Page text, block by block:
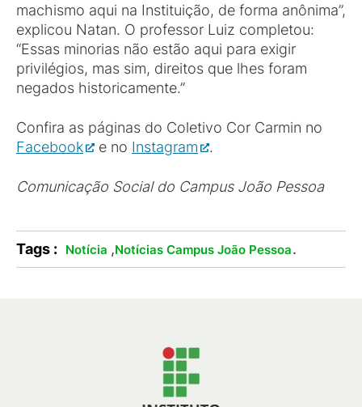
machismo aqui na Instituição, de forma anônima”,
explicou Natan. O professor Luiz completou:
“Essas minorias não estão aqui para exigir
privilégios, mas sim, direitos que lhes foram
negados historicamente.”
Confira as páginas do Coletivo Cor Carmin no
Facebook
e no Instagram .
Comunicação Social do Campus João Pessoa
Tags : Notícia ,Notícias Campus João Pessoa.